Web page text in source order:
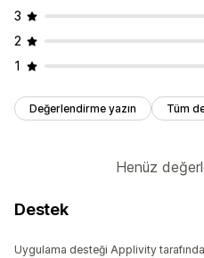
3
2
1
Değerlendirme yazın Tüm
Henüz
Destek
Uygulama desteği Applivity